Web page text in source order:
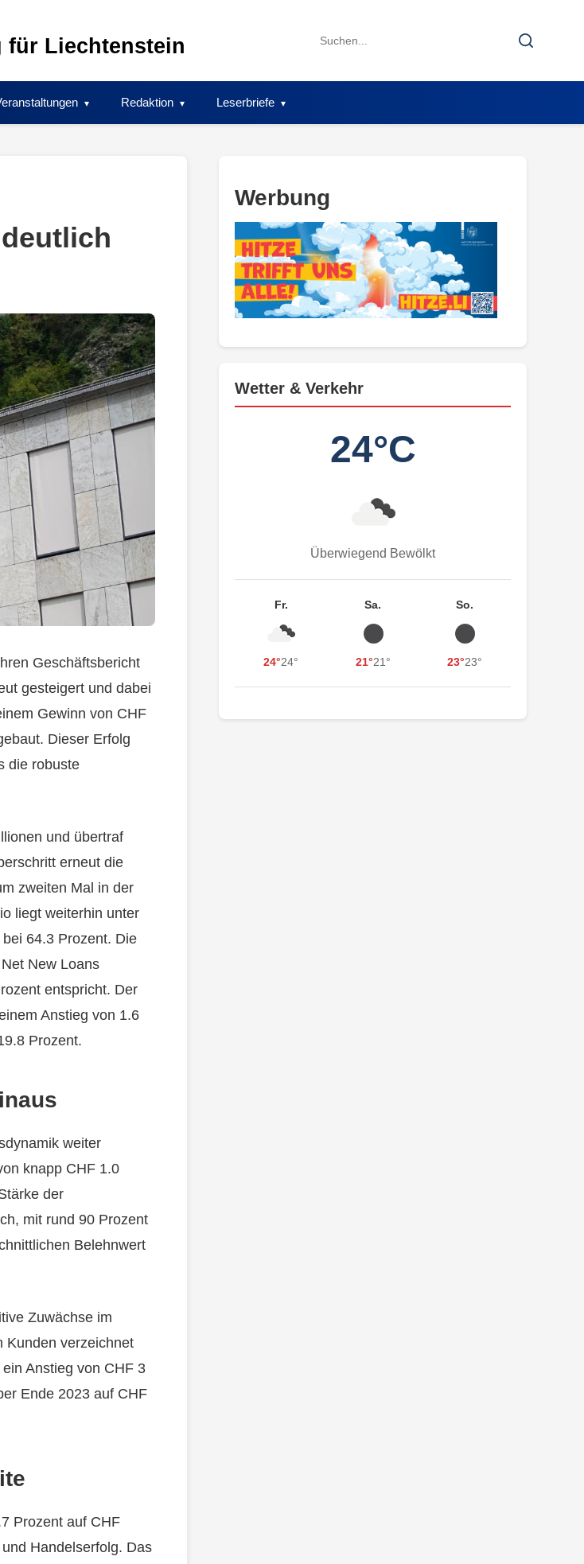
für Liechtenstein
Search
Search
Redaktion Leserbriefe
Geschäftsbericht
gesteigert und dabei
Gewinn von CHF
Dieser Erfolg
die robuste
und übertraf
erneut die
zweiten Mal in der
liegt weiterhin unter
64.3 Prozent. Die
New Loans
entspricht. Der
Anstieg von 1.6
Prozent.
weiter
knapp CHF 1.0
der
mit rund 90 Prozent
Belehnwert
Zuwächse im
Kunden verzeichnet
Anstieg von CHF 3
Ende 2023 auf CHF
Prozent auf CHF
Handelserfolg. Das
Werbung
Wetter & Verkehr
24°C
Überwiegend Bewölkt
Fr.
24°24°
Sa.
21°21°
So.
23°23°